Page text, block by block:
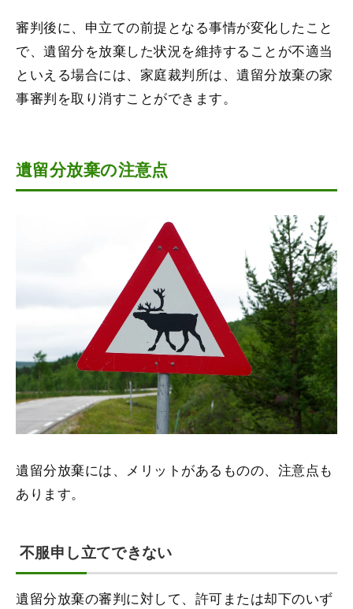
審判後に、申立ての前提となる事情が変化したこと
で、遺留分を放棄した状況を維持することが不適当
といえる場合には、家庭裁判所は、遺留分放棄の家
事審判を取り消すことができます。
遺留分放棄の注意点
遺留分放棄には、メリットがあるものの、注意点も
あります。
不服申し立てできない
遺留分放棄の審判に対して、許可または却下のいず